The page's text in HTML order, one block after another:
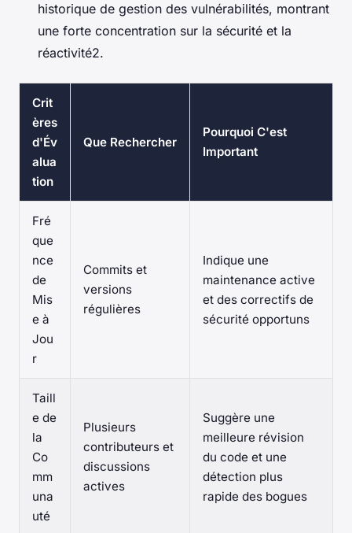
historique de gestion des vulnérabilités, montrant
une forte concentration sur la sécurité et la
réactivité2.
Crit
ères
d'Év
alua
tion
Que Rechercher
Pourquoi C'est
Important
Fré
que
nce
de
Mis
e à
Jou
r
Commits et
versions
régulières
Indique une
maintenance active
et des correctifs de
sécurité opportuns
Taill
e de
la
Co
mm
una
uté
Plusieurs
contributeurs et
discussions
actives
Suggère une
meilleure révision
du code et une
détection plus
rapide des bogues